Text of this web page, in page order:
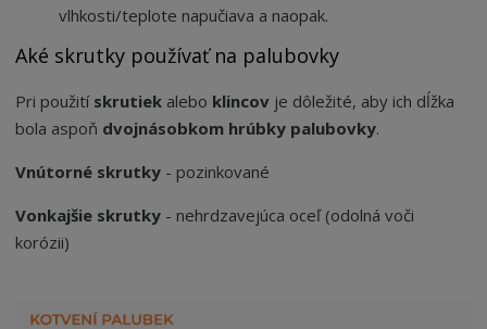
vlhkosti/teplote napučiava a naopak.
Aké skrutky používať na palubovky
Pri použití skrutiek alebo klincov je dôležité, aby ich dĺžka
bola aspoň dvojnásobkom hrúbky palubovky.
Vnútorné skrutky - pozinkované
Vonkajšie skrutky - nehrdzavejúca oceľ (odolná voči
korózii)